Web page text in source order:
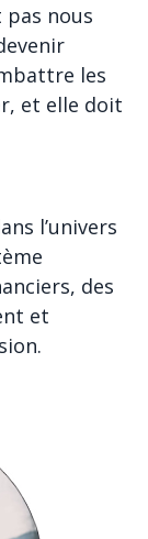
pas nous
les
et elle doit
l’univers
des
et